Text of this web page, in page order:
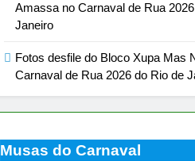
Amassa no Carnaval de Rua
Janeiro
Fotos desfile do Bloco Xupa Mas
Carnaval de Rua 2026 do Rio de
Musas do Carnaval